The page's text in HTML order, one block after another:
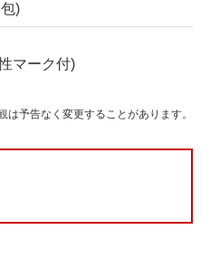
)
マーク付)
予告なく変更することがあります。